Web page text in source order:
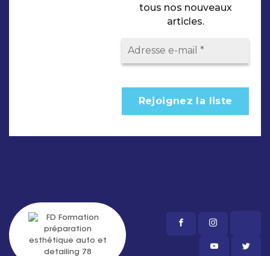
tous nos nouveaux
articles.